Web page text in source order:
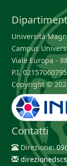
Università
Campus
Viale Europa -
P.I.
Copyright ©
Contatti
Direzione: